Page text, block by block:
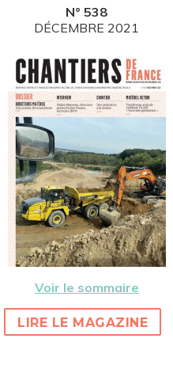
N° 538
DÉCEMBRE 2021
Voir le sommaire
LIRE LE MAGAZINE